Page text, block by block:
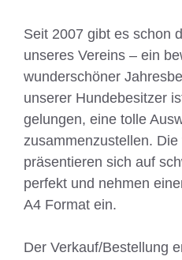
Seit 2007 gibt es schon
unseres Vereins – ein
wunderschöner
unserer Hundebesitzer
gelungen, eine tolle
zusammenzustellen.
präsentieren sich auf
perfekt und nehmen
A4 Format ein.
Der Verkauf/Bestellung